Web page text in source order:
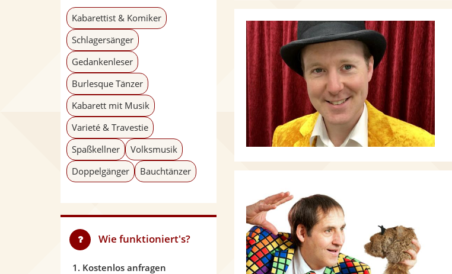
Kabarettist & Komiker
Schlagersänger
Gedankenleser
Burlesque Tänzer
Kabarett mit Musik
Varieté & Travestie
Spaßkellner
Volksmusik
Doppelgänger
Bauchtänzer
Wie funktioniert's?
1. Kostenlos anfragen